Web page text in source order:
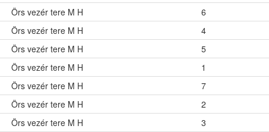
Örs vezér tere M H 6
Örs vezér tere M H 4
Örs vezér tere M H 5
Örs vezér tere M H 1
Örs vezér tere M H 7
Örs vezér tere M H 2
Örs vezér tere M H 3